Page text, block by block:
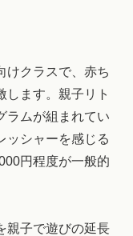
けクラスで、赤ち
します。親子リト
ラムが組まれてい
ッシャーを感じる
円程度が一般的
親子で遊びの延長